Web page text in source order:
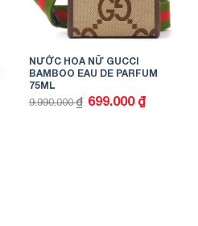
NƯỚC HOA NỮ GUCCI
BAMBOO EAU DE PARFUM
75ML
9.990.000₫ Giá
gốc
699.000 ₫Giá
hiện